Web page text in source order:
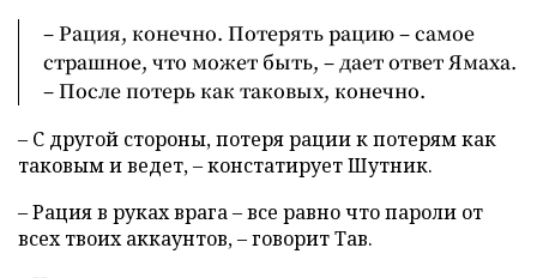
– Рация, конечно. Потерять рацию – самое
страшное, что может быть, – дает ответ Ямаха.
– После потерь как таковых, конечно.
– С другой стороны, потеря рации к потерям как
таковым и ведет, – констатирует Шутник.
– Рация в руках врага – все равно что пароли от
всех твоих аккаунтов, – говорит Тав.